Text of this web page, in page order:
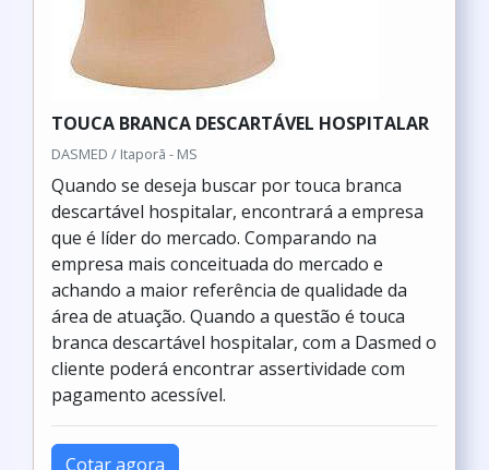
TOUCA BRANCA DESCARTÁVEL HOSPITALAR
DASMED / Itaporã - MS
Quando se deseja buscar por touca branca
descartável hospitalar, encontrará a empresa
que é líder do mercado. Comparando na
empresa mais conceituada do mercado e
achando a maior referência de qualidade da
área de atuação. Quando a questão é touca
branca descartável hospitalar, com a Dasmed o
cliente poderá encontrar assertividade com
pagamento acessível.
Cotar agora